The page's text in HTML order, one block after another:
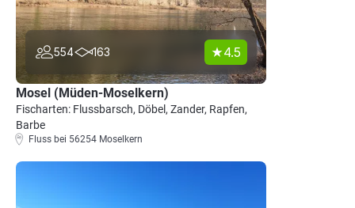
554 163 4.5
Mosel (Müden-Moselkern)
Fischarten: Flussbarsch, Döbel, Zander, Rapfen,
Barbe
Fluss bei 56254 Moselkern